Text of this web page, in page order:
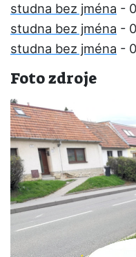
studna bez jména -
studna bez jména -
studna bez jména -
Foto zdroje